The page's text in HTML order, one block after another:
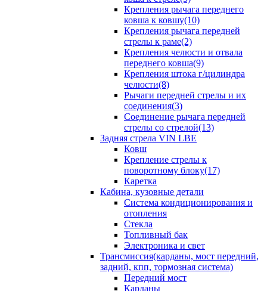
Крепления рычага переднего
ковша к ковшу(10)
Крепления рычага передней
стрелы к раме(2)
Крепления челюсти и отвала
переднего ковша(9)
Крепления штока г/цилиндра
челюсти(8)
Рычаги передней стрелы и их
соединения(3)
Соединение рычага передней
стрелы со стрелой(13)
Задняя стрела VIN LBE
Ковш
Крепление стрелы к
поворотному блоку(17)
Каретка
Кабина, кузовные детали
Система кондиционирования и
отопления
Стекла
Топливный бак
Электроника и свет
Трансмиссия(карданы, мост передний,
задний, кпп, тормозная система)
Передний мост
Карданы